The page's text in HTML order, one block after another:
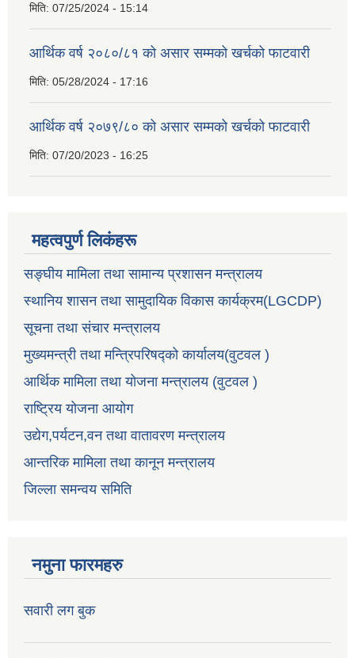
मिति: 07/25/2024 - 15:14
आर्थिक वर्ष २०८०/८१ को असार सम्मको खर्चको फाटवारी
मिति: 05/28/2024 - 17:16
आर्थिक वर्ष २०७९/८० को असार सम्मको खर्चको फाटवारी
मिति: 07/20/2023 - 16:25
महत्वपुर्ण लिकंहरू
सङ्घीय मामिला तथा सामान्य प्रशासन मन्त्रालय
स्थानिय शासन तथा सामुदायिक विकास कार्यक्रम(LGCDP)
सूचना तथा संचार मन्त्रालय
मुख्यमन्त्री तथा मन्त्रिपरिषद्को कार्यालय(वुटवल )
आर्थिक मामिला तथा योजना मन्त्रालय (वुटवल )
राष्ट्रिय योजना आयोग
उद्येग,पर्यटन,वन तथा वातावरण मन्त्रालय
आन्तरिक मामिला तथा कानून मन्त्रालय
जिल्ला समन्वय समिति
नमुना फारमहरु
सवारी लग बुक